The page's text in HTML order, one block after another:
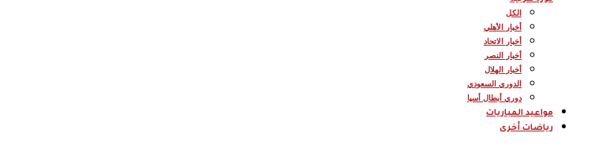
الكل
أخبار الأهلي
أخبار الاتحاد
أخبار النصر
أخبار الهلال
الدوري السعودي
دوري أبطال أسيا
مواعيد المباريات
رياضات أخرى